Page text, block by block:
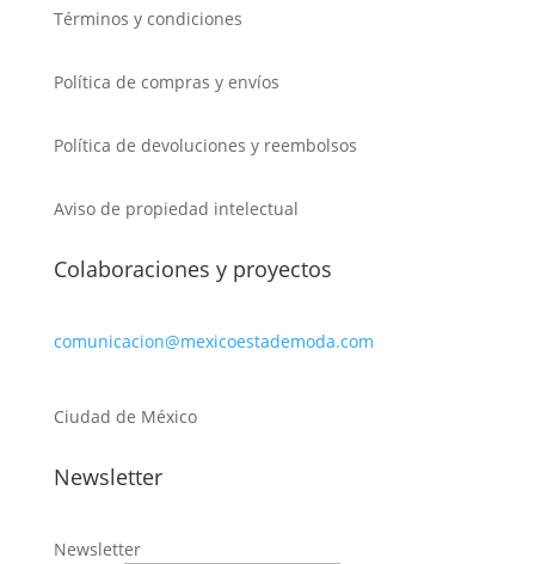
Términos y condiciones
Política de compras y envíos
Política de devoluciones y reembolsos
Aviso de propiedad intelectual
Colaboraciones y proyectos
comunicacion@mexicoestademoda.com
Ciudad de México
Newsletter
Newsletter